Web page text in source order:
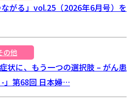
がる」vol.25（2026年6月号）を
の他
状に、もう一つの選択肢 – がん患
」第68回 日本婦…